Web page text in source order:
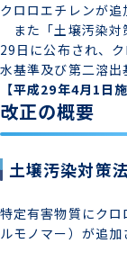
クロロエチレンが追
また「土壌汚染対
29日に公布され、
水基準及び第二溶出
【平成29年4月1日施
改正の概要
土壌汚染対策
特定有害物質にク
ルモノマー）が追加